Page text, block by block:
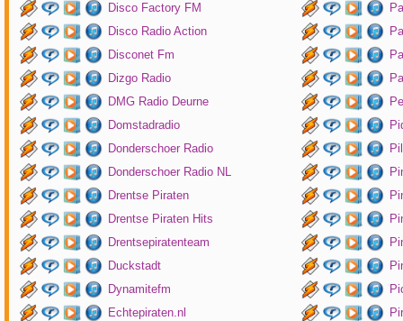
Disco Factory FM
Disco Radio Action
Disconet Fm
Dizgo Radio
DMG Radio Deurne
Domstadradio
Donderschoer Radio
Donderschoer Radio NL
Drentse Piraten
Drentse Piraten Hits
Drentsepiratenteam
Duckstadt
Dynamitefm
Echtepiraten.nl